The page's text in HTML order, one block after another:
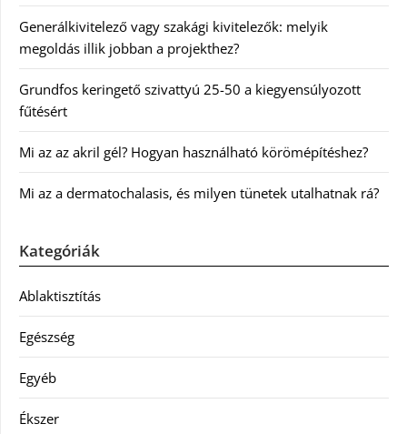
Generálkivitelező vagy szakági kivitelezők: melyik
megoldás illik jobban a projekthez?
Grundfos keringető szivattyú 25-50 a kiegyensúlyozott
fűtésért
Mi az az akril gél? Hogyan használható körömépítéshez?
Mi az a dermatochalasis, és milyen tünetek utalhatnak rá?
Kategóriák
Ablaktisztítás
Egészség
Egyéb
Ékszer